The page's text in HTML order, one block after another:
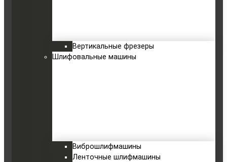
Вертикальные фрезеры
Шлифовальные машины
Виброшлифмашины
Ленточные шлифмашины